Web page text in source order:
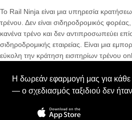
Το Rail Ninja είναι μια υπηρεσία
τρένου. Δεν είναι σιδηροδρομικός φορέας,
κανένα τρένο και δεν αντιπροσωπεύει
σιδηροδρομικής εταιρείας. Είναι μια
εύκολη την κράτηση εισιτηρίων τρένου
Η δωρεάν εφαρμογή μας για κάθε
— ο σχεδιασμός ταξιδιού δεν